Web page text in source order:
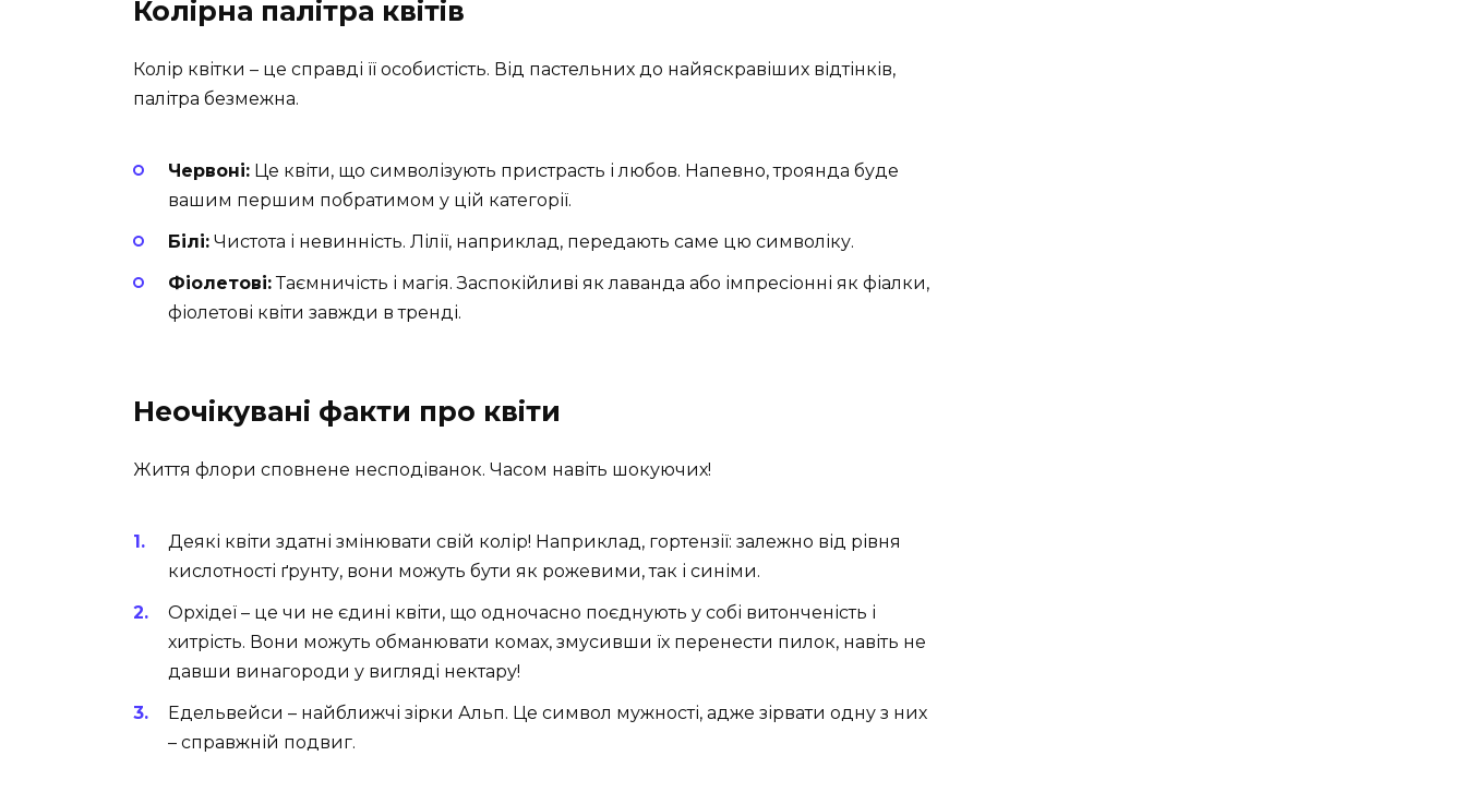
Колірна палітра квітів
Колір квітки – це справді її особистість. Від пастельних до найяскравіших відтінків,
палітра безмежна.
Червоні: Це квіти, що символізують пристрасть і любов. Напевно, троянда буде
вашим першим побратимом у цій категорії.
Білі: Чистота і невинність. Лілії, наприклад, передають саме цю символіку.
Фіолетові:Таємничість і магія. Заспокійливі як лаванда або імпресіонні як фіалки,
фіолетові квіти завжди в тренді.
Неочікувані факти про квіти
Життя флори сповнене несподіванок. Часом навіть шокуючих!
Деякі квіти здатні змінювати свій колір! Наприклад, гортензії: залежно від рівня
кислотності ґрунту, вони можуть бути як рожевими, так і синіми.
Орхідеї – це чи не єдині квіти, що одночасно поєднують у собі витонченість і
хитрість. Вони можуть обманювати комах, змусивши їх перенести пилок, навіть не
давши винагороди у вигляді нектару!
Едельвейси – найближчі зірки Альп. Це символ мужності, адже зірвати одну з них
– справжній подвиг.